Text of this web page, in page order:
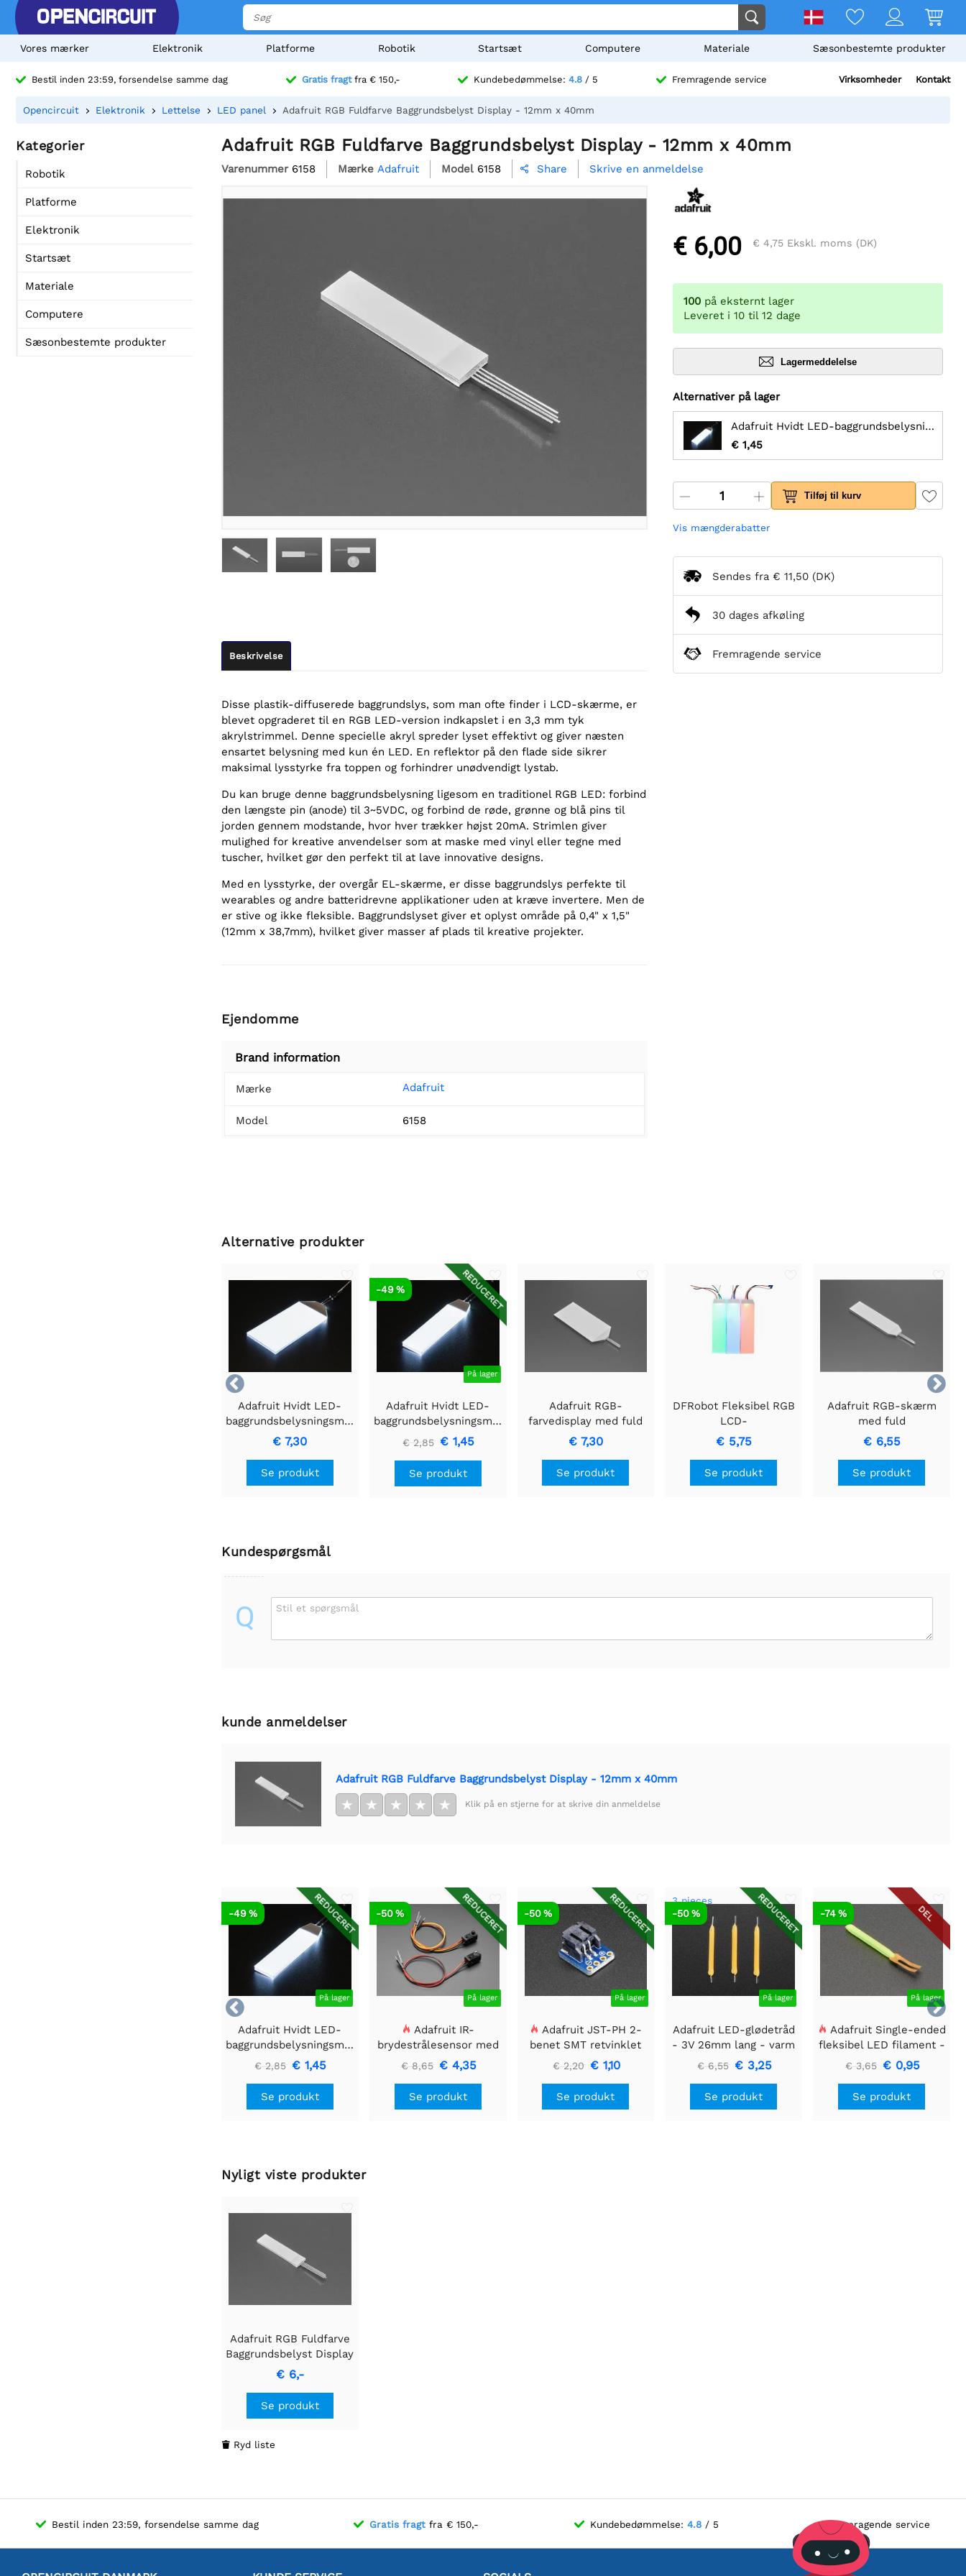
Vores mærker Elektronik Platforme Robotik Startsæt Computere Materiale Sæsonbestemte produkter
Bestil inden 23:59, forsendelse samme dag Gratis fragtfra € 150,- Kundebedømmelse: 4.8 / 5 Fremragende service Virksomheder Kontakt
Opencircuit Elektronik Lettelse LED panel Adafruit RGB Fuldfarve Baggrundsbelyst Display - 12mm x 40mm
Kategorier
Robotik
Platforme
Elektronik
Startsæt
Materiale
Computere
Sæsonbestemte produkter
Adafruit RGB Fuldfarve Baggrundsbelyst Display - 12mm x 40mm
Varenummer 6158 Mærke Adafruit Model 6158  Share Skrive en anmeldelse
Beskrivelse
Disse plastik-diffuserede baggrundslys, som man ofte finder i LCD-skærme, er
blevet opgraderet til en RGB LED-version indkapslet i en 3,3 mm tyk
akrylstrimmel. Denne specielle akryl spreder lyset effektivt og giver næsten
ensartet belysning med kun én LED. En reflektor på den flade side sikrer
maksimal lysstyrke fra toppen og forhindrer unødvendigt lystab.
Du kan bruge denne baggrundsbelysning ligesom en traditionel RGB LED: forbind
den længste pin (anode) til 3~5VDC, og forbind de røde, grønne og blå pins til
jorden gennem modstande, hvor hver trækker højst 20mA. Strimlen giver
mulighed for kreative anvendelser som at maske med vinyl eller tegne med
tuscher, hvilket gør den perfekt til at lave innovative designs.
Med en lysstyrke, der overgår EL-skærme, er disse baggrundslys perfekte til
wearables og andre batteridrevne applikationer uden at kræve invertere. Men de
er stive og ikke fleksible. Baggrundslyset giver et oplyst område på 0,4" x 1,5"
(12mm x 38,7mm), hvilket giver masser af plads til kreative projekter.
Ejendomme
Brand information
Mærke Adafruit
Model 6158
€ 6,00 € 4,75 Ekskl. moms (DK)
100 på eksternt lager
Leveret i 10 til 12 dage
Lagermeddelelse
Alternativer på lager
Adafruit Hvidt LED-baggrundsbelysningsmodul - Lille 12mm x 40mm
€ 1,45
Tilføj til kurv
Vis mængderabatter
Sendes fra € 11,50 (DK)
30 dages afkøling
Fremragende service
Alternative produkter


Adafruit Hvidt LED-
baggrundsbelysningsmodul
- Stort 45mm x 86mm
€ 7,30
Se produkt
REDUCERET
På lager
-49 %
Adafruit Hvidt LED-
baggrundsbelysningsmodul
- Lille 12mm x 40mm
€ 2,85 € 1,45
Se produkt
Adafruit RGB-
farvedisplay med fuld
baggrundsbelysning -
84 mm x 45 mm
€ 7,30
Se produkt
DFRobot Fleksibel RGB
LCD-
€ 5,75
Se produkt
Adafruit RGB-skærm
med fuld
farvebaggrundsbelysning
- 23 mm x 75 mm
€ 6,55
Se produkt
Kundespørgsmål
Q Stil et spørgsmål
kunde anmeldelser
Adafruit RGB Fuldfarve Baggrundsbelyst Display - 12mm x 40mm
★ ★ ★ ★ ★ Klik på en stjerne for at skrive din anmeldelse


REDUCERET
På lager
-49 %
Adafruit Hvidt LED-
baggrundsbelysningsmodul
- Lille 12mm x 40mm
€ 2,85 € 1,45
Se produkt
REDUCERET
På lager
-50 %
Adafruit IR-
brydestrålesensor med
premium ledningsstuds
- 5 mm LED'er
€ 8,65 € 4,35
Se produkt
REDUCERET
På lager
-50 %
Adafruit JST-PH 2-
benet SMT retvinklet
breakout board
€ 2,20 € 1,10
Se produkt
REDUCERET
3 pieces
På lager
-50 %
Adafruit LED-glødetråd
- 3V 26mm lang - varm
hvid 3-pak
€ 6,55 € 3,25
Se produkt
DEL
På lager
-74 %
Adafruit Single-ended
fleksibel LED filament -
3V 25 mm lang - Grøn
€ 3,65 € 0,95
Se produkt
Nyligt viste produkter
Adafruit RGB Fuldfarve
Baggrundsbelyst Display
- 12mm x 40mm
€ 6,-
Se produkt
 Ryd liste
Bestil inden 23:59, forsendelse samme dag Gratis fragt fra € 150,- Kundebedømmelse: 4.8/ 5 Fremragende service